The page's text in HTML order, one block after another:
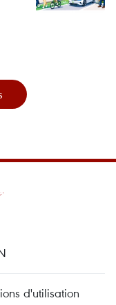
d'utilisation